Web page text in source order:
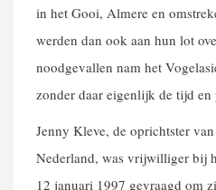
in het Gooi, Almere en
werden dan ook aan hun lot
noodgevallen nam het
zonder daar eigenlijk de tijd en
Jenny Kleve, de oprichtster
Nederland, was vrijwilliger bij
12 januari 1997 gevraagd om